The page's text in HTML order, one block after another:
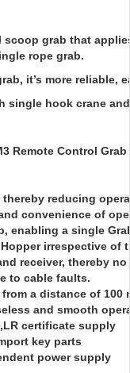
scoop grab that
rope grab.
it’s more reliable,
single hook crane
Remote Control Grab
thereby reducing
convenience of
enabling a single
irrespective of
receiver, thereby
to cable faults.
a distance of 100
and smooth
certificate supply
key parts
power supply